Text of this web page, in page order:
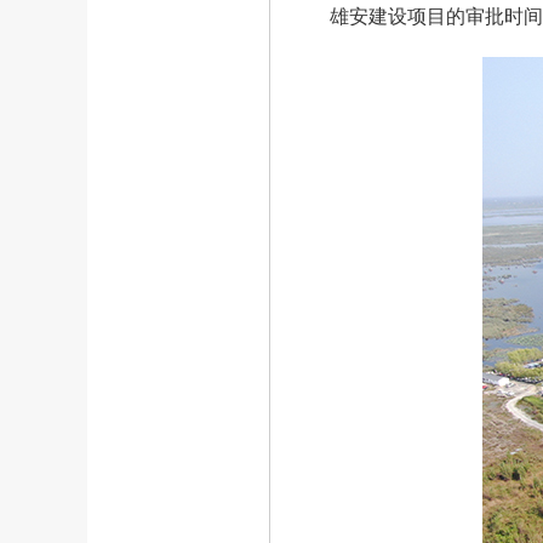
雄安建设项目的审批时